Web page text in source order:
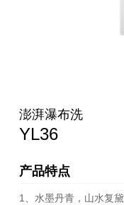
澎湃瀑布洗
YL36
产品特点
1、水墨丹青，山水复黛